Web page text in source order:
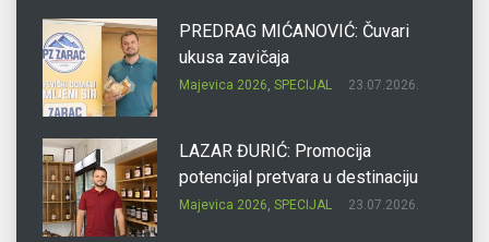
PREDRAG MIĆANOVIĆ: Čuvari
ukusa zavičaja
Majevica 2026, SPECIJAL 23.07.2026.
LAZAR ĐURIĆ: Promocija
potencijal pretvara u destinaciju
Majevica 2026, SPECIJAL 23.07.2026.